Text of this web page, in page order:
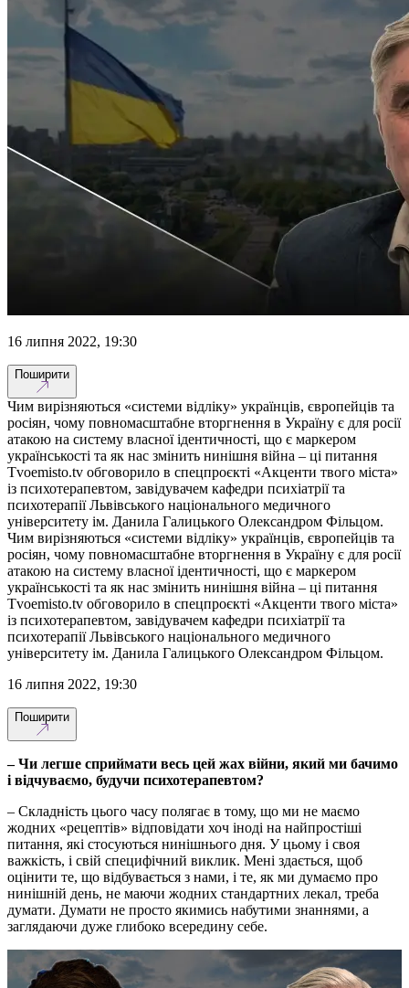
16 липня 2022, 19:30
Поширити
Чим вирізняються «системи відліку» українців, європейців та
росіян, чому повномасштабне вторгнення в Україну є для росії
атакою на систему власної ідентичності, що є маркером
українськості та як нас змінить нинішня війна – ці питання
Тvoemisto.tv обговорило в спецпроєкті «Акценти твого міста»
із психотерапевтом, завідувачем кафедри психіатрії та
психотерапії Львівського національного медичного
університету ім. Данила Галицького Олександром Фільцом.
Чим вирізняються «системи відліку» українців, європейців та
росіян, чому повномасштабне вторгнення в Україну є для росії
атакою на систему власної ідентичності, що є маркером
українськості та як нас змінить нинішня війна – ці питання
Тvoemisto.tv обговорило в спецпроєкті «Акценти твого міста»
із психотерапевтом, завідувачем кафедри психіатрії та
психотерапії Львівського національного медичного
університету ім. Данила Галицького Олександром Фільцом.
16 липня 2022, 19:30
Поширити
– Чи легше сприймати весь цей жах війни, який ми бачимо
і відчуваємо, будучи психотерапевтом?
– Складність цього часу полягає в тому, що ми не маємо
жодних «рецептів» відповідати хоч іноді на найпростіші
питання, які стосуються нинішнього дня. У цьому і своя
важкість, і свій специфічний виклик. Мені здається, щоб
оцінити те, що відбувається з нами, і те, як ми думаємо про
нинішній день, не маючи жодних стандартних лекал, треба
думати. Думати не просто якимись набутими знаннями, а
заглядаючи дуже глибоко всередину себе.